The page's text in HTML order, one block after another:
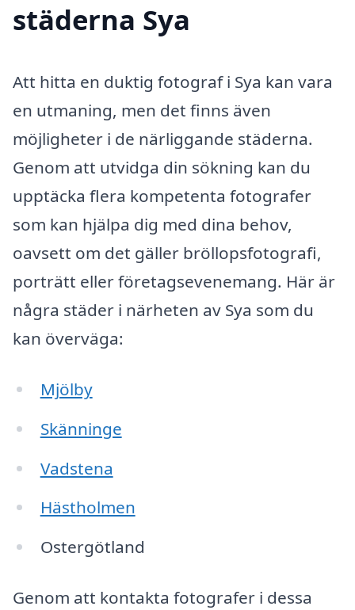
städerna Sya
Att hitta en duktig fotograf i Sya kan vara
en utmaning, men det finns även
möjligheter i de närliggande städerna.
Genom att utvidga din sökning kan du
upptäcka flera kompetenta fotografer
som kan hjälpa dig med dina behov,
oavsett om det gäller bröllopsfotografi,
porträtt eller företagsevenemang. Här är
några städer i närheten av Sya som du
kan överväga:
Mjölby
Skänninge
Vadstena
Hästholmen
Ostergötland
Genom att kontakta fotografer i dessa